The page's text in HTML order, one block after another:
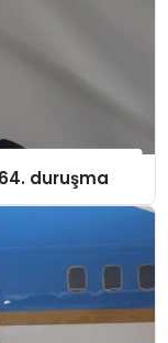
duruşma